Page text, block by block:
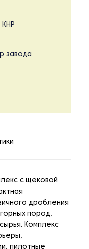
КНР
завода
с щековой
дробления
пород,
Комплекс
пилотные